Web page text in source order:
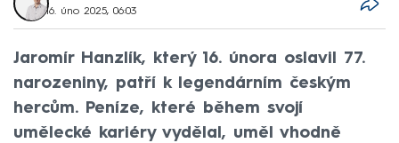
16. úno 2025, 06:03
Jaromír Hanzlík, který 16. února oslavil 77.
narozeniny, patří k legendárním českým
hercům. Peníze, které během svojí
umělecké kariéry vydělal, uměl vhodně